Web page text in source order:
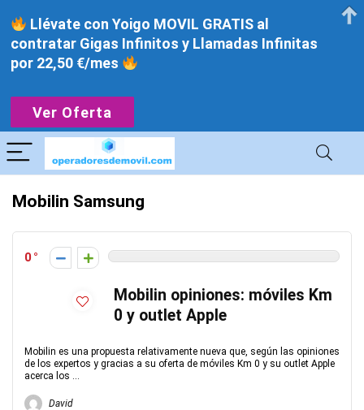
Mobilin Samsung
0
Mobilin opiniones: móviles Km
0 y outlet Apple
Mobilin es una propuesta relativamente nueva que, según las opiniones
de los expertos y gracias a su oferta de móviles Km 0 y su outlet Apple
acerca los ...
David
Llévate con Yoigo MOVIL GRATIS al
contratar Gigas Infinitos y Llamadas Infinitas
por 22,50 €/mes
Ver Oferta